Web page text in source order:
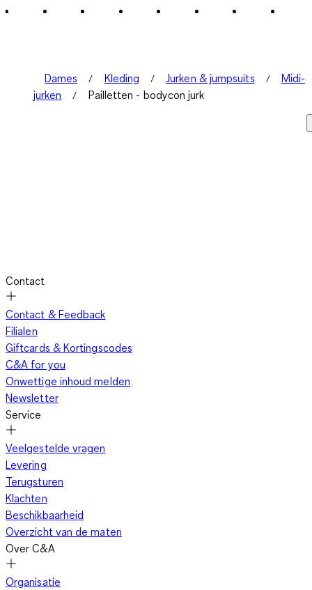
Dames Kleding Jurken & jumpsuits
Midi-
jurken
Pailletten - bodycon jurk
Contact
Contact & Feedback
Filialen
Giftcards & Kortingscodes
C&A for you
Onwettige inhoud melden
Newsletter
Service
Veelgestelde vragen
Levering
Terugsturen
Klachten
Beschikbaarheid
Overzicht van de maten
Over C&A
Organisatie